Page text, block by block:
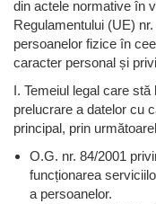
din actele normative în
Regulamentului (UE)
persoanelor fizice în
caracter personal și
I. Temeiul legal care
prelucrare a datelor cu
principal, prin
O.G. nr. 84/2001
funcționarea
a persoanelor.